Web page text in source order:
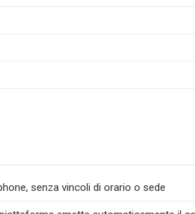
senza vincoli di orario o sede